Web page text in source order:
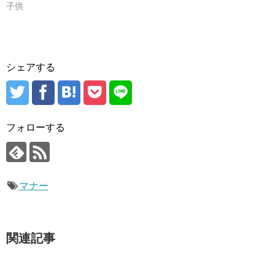
子供
シェアする
フォローする
マナー
関連記事